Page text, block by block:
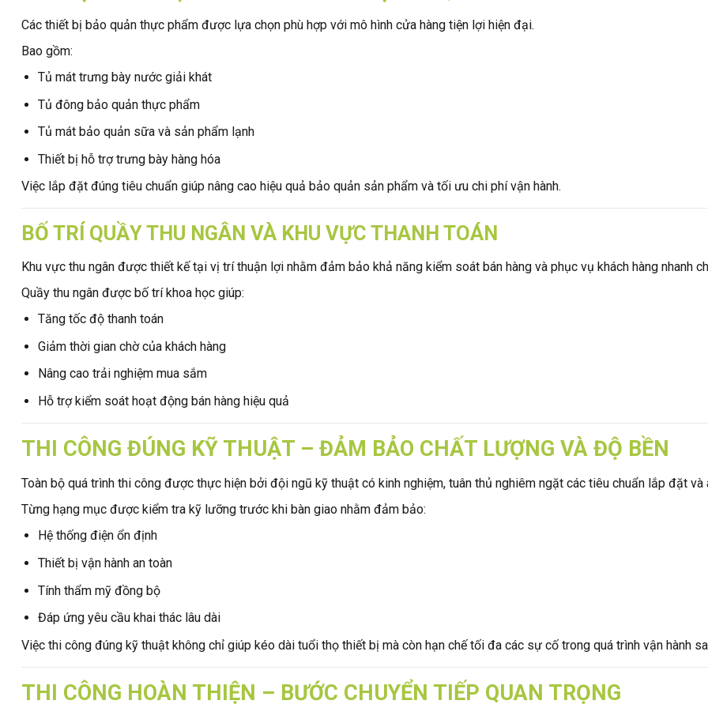
Các thiết bị bảo quản thực phẩm được lựa chọn phù hợp với mô hình cửa hàng tiện lợi hiện đại.
Bao gồm:
Tủ mát trưng bày nước giải khát
Tủ đông bảo quản thực phẩm
Tủ mát bảo quản sữa và sản phẩm lạnh
Thiết bị hỗ trợ trưng bày hàng hóa
Việc lắp đặt đúng tiêu chuẩn giúp nâng cao hiệu quả bảo quản sản phẩm và tối ưu chi phí vận hành.
BỐ TRÍ QUẦY THU NGÂN VÀ KHU VỰC THANH TOÁN
Khu vực thu ngân được thiết kế tại vị trí thuận lợi nhằm đảm bảo khả năng kiểm soát bán hàng và phục vụ khách hàng nhanh
Quầy thu ngân được bố trí khoa học giúp:
Tăng tốc độ thanh toán
Giảm thời gian chờ của khách hàng
Nâng cao trải nghiệm mua sắm
Hỗ trợ kiểm soát hoạt động bán hàng hiệu quả
THI CÔNG ĐÚNG KỸ THUẬT – ĐẢM BẢO CHẤT LƯỢNG VÀ ĐỘ BỀN
Toàn bộ quá trình thi công được thực hiện bởi đội ngũ kỹ thuật có kinh nghiệm, tuân thủ nghiêm ngặt các tiêu chuẩn lắp đặt và
Từng hạng mục được kiểm tra kỹ lưỡng trước khi bàn giao nhằm đảm bảo:
Hệ thống điện ổn định
Thiết bị vận hành an toàn
Tính thẩm mỹ đồng bộ
Đáp ứng yêu cầu khai thác lâu dài
Việc thi công đúng kỹ thuật không chỉ giúp kéo dài tuổi thọ thiết bị mà còn hạn chế tối đa các sự cố trong quá trình vận hành
THI CÔNG HOÀN THIỆN – BƯỚC CHUYỂN TIẾP QUAN TRỌNG